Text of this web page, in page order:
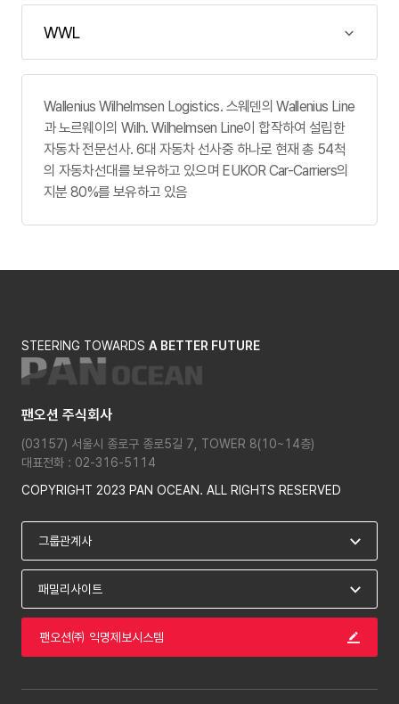
Wallenius Wilhelmsen Logistics. 스웨덴의 Wallenius Line
과 노르웨이의 Wilh. Wilhelmsen Line이 합작하여 설립한
자동차 전문선사. 6대 자동차 선사중 하나로 현재 총 54척
의 자동차선대를 보유하고 있으며 EUKOR Car-Carriers의
지분 80%를 보유하고 있음
STEERING TOWARDS A BETTER FUTURE
팬오션 주식회사
(03157) 서울시 종로구 종로5길 7, TOWER 8(10~14층)
대표전화 : 02-316-5114
COPYRIGHT 2023 PAN OCEAN. ALL RIGHTS RESERVED
팬오션㈜ 익명제보시스템